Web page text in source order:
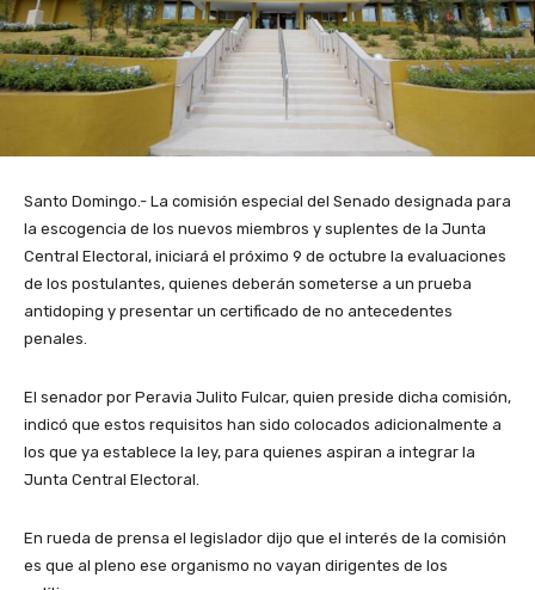
Santo Domingo.- La comisión especial del Senado designada para
la escogencia de los nuevos miembros y suplentes de la Junta
Central Electoral, iniciará el próximo 9 de octubre la evaluaciones
de los postulantes, quienes deberán someterse a un prueba
antidoping y presentar un certificado de no antecedentes
penales.
El senador por Peravia Julito Fulcar, quien preside dicha comisión,
indicó que estos requisitos han sido colocados adicionalmente a
los que ya establece la ley, para quienes aspiran a integrar la
Junta Central Electoral.
En rueda de prensa el legislador dijo que el interés de la comisión
es que al pleno ese organismo no vayan dirigentes de los